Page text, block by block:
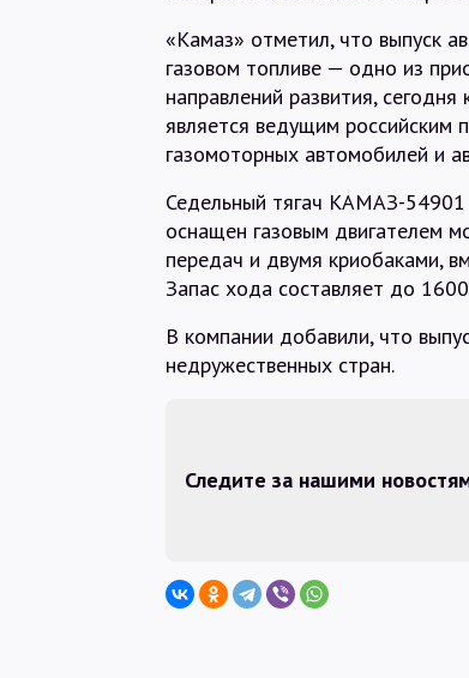
«Камаз» отметил, что выпуск
газовом топливе — одно из
направлений развития, сегодня
является ведущим российским
газомоторных автомобилей и
Седельный тягач КАМАЗ-54901
оснащен газовым двигателем
передач и двумя криобаками,
Запас хода составляет до
В компании добавили, что
недружественных стран.
Следите за нашими